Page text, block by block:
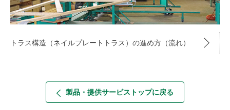
トラス構造（ネイルプレートトラス）の進め方（流れ）
製品・提供サービストップに戻る